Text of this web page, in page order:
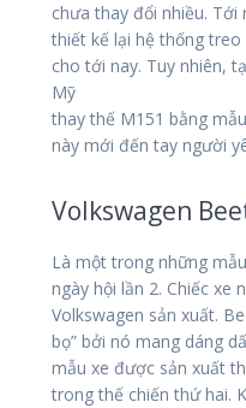
chưa thay đổi nhiều.
thiết kế lại hệ thống treo
cho tới nay. Tuy nhiên,
Mỹ
thay thế M151 bằng
này mới đến tay người
Volkswagen
Là một trong những
ngày hội lần 2. Chiếc xe
Volkswagen sản xuất.
bọ” bởi nó mang dáng
mẫu xe được sản xuất
trong thế chiến thứ hai.